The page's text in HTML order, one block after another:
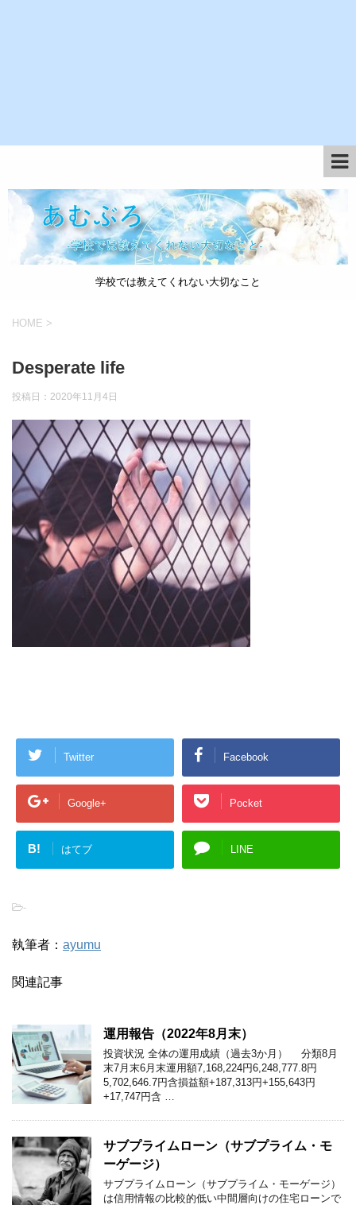
学校では教えてくれない大切なこと
HOME >
Desperate life
投稿日： 2020年11月4日
Twitter Facebook
Google+ Pocket
B! はてブ LINE
-
執筆者： ayumu
関連記事
運用報告（2022年8月末）
投資状況 全体の運用成績（過去3か月） 分類8月
末7月末6月末運用額7,168,224円6,248,777.8円
5,702,646.7円含損益額+187,313円+155,643円
+17,747円含 …
サブプライムローン（サブプライム・モ
ーゲージ）
サブプライムローン（サブプライム・モーゲージ）
は信用情報の比較的低い中間層向けの住宅ローンで